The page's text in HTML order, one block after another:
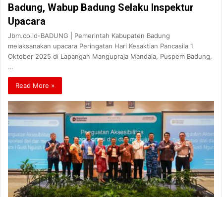
Badung, Wabup Badung Selaku Inspektur
Upacara
Jbm.co.id-BADUNG | Pemerintah Kabupaten Badung
melaksanakan upacara Peringatan Hari Kesaktian Pancasila 1
Oktober 2025 di Lapangan Mangupraja Mandala, Puspem Badung,
…
Read More »